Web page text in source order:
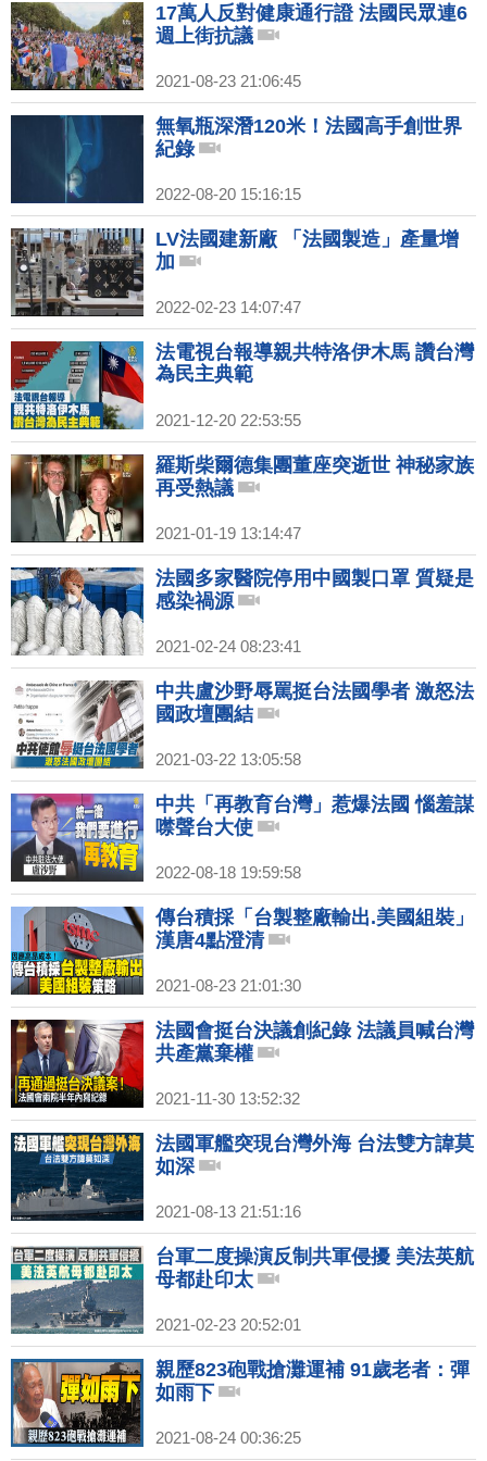
17萬人反對健康通行證 法國民眾連6
週上街抗議
2021-08-23 21:06:45
無氧瓶深潛120米！法國高手創世界
紀錄
2022-08-20 15:16:15
LV法國建新廠 「法國製造」產量增
加
2022-02-23 14:07:47
法電視台報導親共特洛伊木馬 讚台灣
為民主典範
2021-12-20 22:53:55
羅斯柴爾德集團董座突逝世 神秘家族
再受熱議
2021-01-19 13:14:47
法國多家醫院停用中國製口罩 質疑是
感染禍源
2021-02-24 08:23:41
中共盧沙野辱罵挺台法國學者 激怒法
國政壇團結
2021-03-22 13:05:58
中共「再教育台灣」惹爆法國 惱羞謀
噤聲台大使
2022-08-18 19:59:58
傳台積採「台製整廠輸出.美國組裝」
漢唐4點澄清
2021-08-23 21:01:30
法國會挺台決議創紀錄 法議員喊台灣
共產黨棄權
2021-11-30 13:52:32
法國軍艦突現台灣外海 台法雙方諱莫
如深
2021-08-13 21:51:16
台軍二度操演反制共軍侵擾 美法英航
母都赴印太
2021-02-23 20:52:01
親歷823砲戰搶灘運補 91歲老者：彈
如雨下
2021-08-24 00:36:25